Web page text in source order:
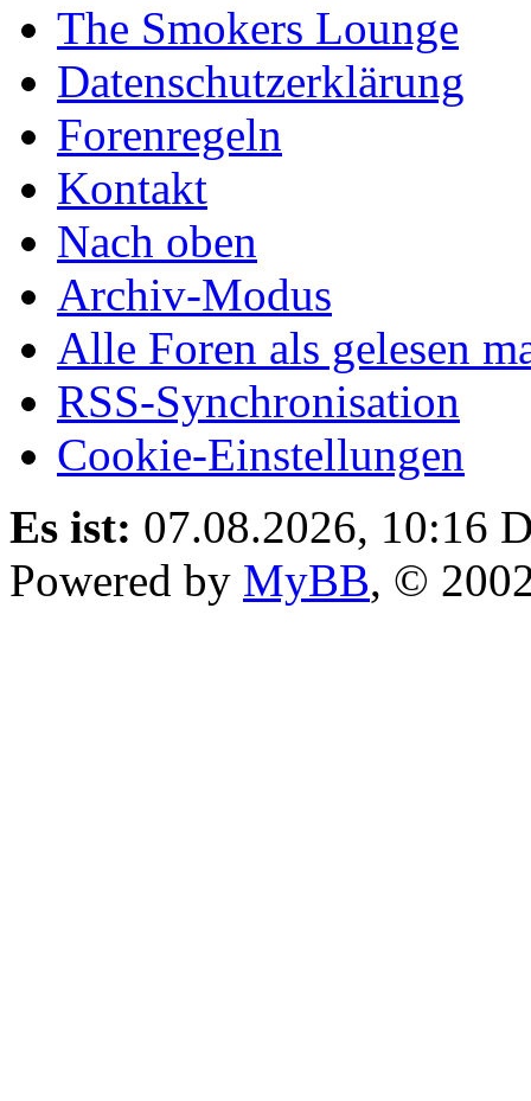
The Smokers Lounge
Datenschutzerklärung
Forenregeln
Kontakt
Nach oben
Archiv-Modus
Alle Foren als gelesen
RSS-Synchronisation
Cookie-Einstellungen
Es ist: 07.08.2026, 10:16
Powered by MyBB, ©